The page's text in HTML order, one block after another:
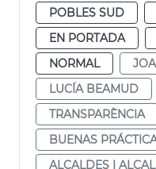
POBLES SUD
EN PORTADA
NORMAL
LUCÍA BEAMUD
TRANSPARÈNCIA
BUENAS
ALCALDES I